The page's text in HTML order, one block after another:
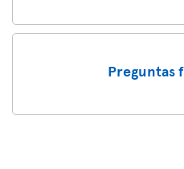
Preguntas